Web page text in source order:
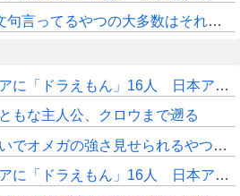
多数はそれしてないだけの雑魚だから聞く耳持つだけムダよ
ラえもん」16人 日本アニメの影響浸透
もな主人公、クロウまで遡る
メガの強さ見せられるやつ一番すき
ラえもん」16人 日本アニメの影響浸透